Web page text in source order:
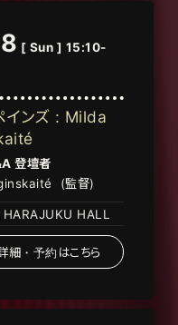
[ Sun ] 15:10-
インズ : Milda
登壇者
(監督)
HALL
細・予約はこちら